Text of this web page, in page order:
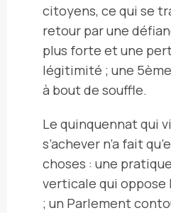
citoyens, ce qui se
retour par une
plus forte et une
légitimité ; une 5ème
à bout de souffle.
Le quinquennat qui
s’achever n’a fait
choses : une
verticale qui oppose
; un Parlement